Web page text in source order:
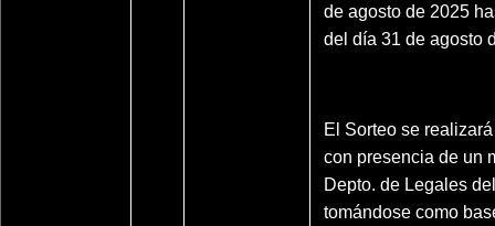
de agosto de 2025
del día 31 de agosto
El Sorteo se
con presencia de un
Depto. de Legales
tomándose como